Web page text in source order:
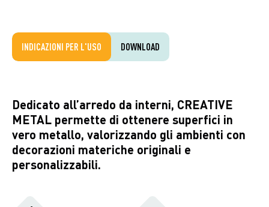
INDICAZIONI PER L'USO DOWNLOAD
Dedicato all’arredo da interni, CREATIVE
METAL permette di ottenere superfici in
vero metallo, valorizzando gli ambienti con
decorazioni materiche originali e
personalizzabili.